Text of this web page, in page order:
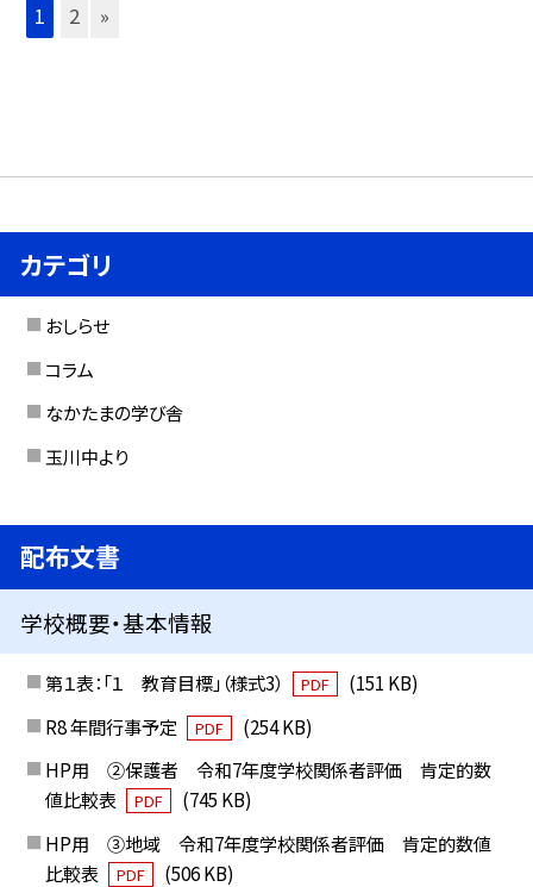
1 2 »
カテゴリ
おしらせ
コラム
なかたまの学び舎
玉川中より
配布文書
学校概要・基本情報
第１表：「１ 教育目標」（様式3） PDF
(151 KB)
R8 年間行事予定
PDF
(254 KB)
HP用 ②保護者 令和7年度学校関係者評価 肯定的数
値比較表
PDF
(745 KB)
HP用 ③地域 令和7年度学校関係者評価 肯定的数値
比較表
PDF (506 KB)